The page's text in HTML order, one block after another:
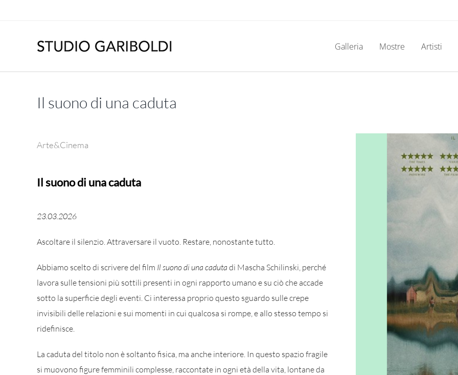
Galleria Mostre Artisti
Il suono di una caduta
Arte&Cinema
Il suono di una caduta
23.03.2026
Ascoltare il silenzio. Attraversare il vuoto. Restare, nonostante tutto.
Abbiamo scelto di scrivere del film Il suono di una caduta di Mascha Schilinski, perché
lavora sulle tensioni più sottili presenti in ogni rapporto umano e su ciò che accade
sotto la superficie degli eventi. Ci interessa proprio questo sguardo sulle crepe
invisibili delle relazioni e sui momenti in cui qualcosa si rompe, e allo stesso tempo si
ridefinisce.
La caduta del titolo non è soltanto fisica, ma anche interiore. In questo spazio fragile
si muovono figure femminili complesse, raccontate in ogni età della vita, lontane da